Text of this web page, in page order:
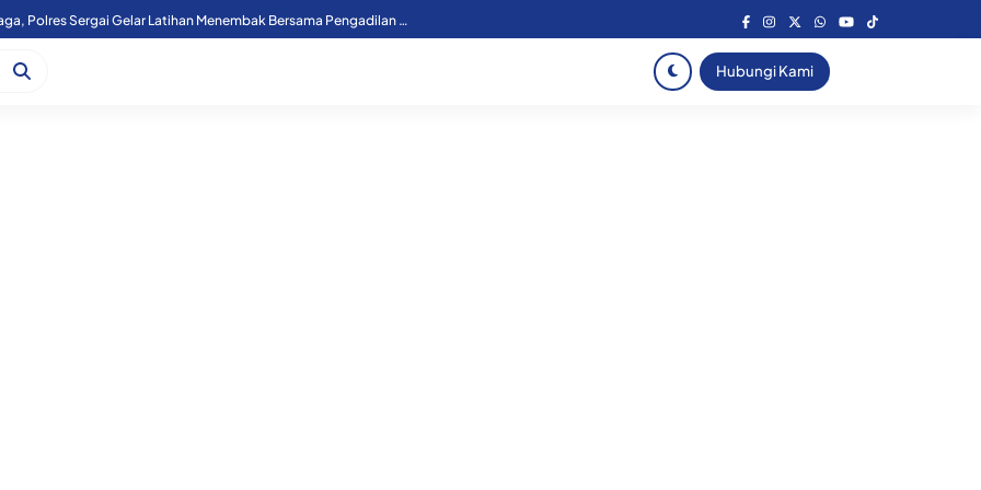
Atasi Laka Kereta Api, Lintasan Sebidang KM 36+000 Perbaungan Akan Ditutup Permanen
Hubungi Kami